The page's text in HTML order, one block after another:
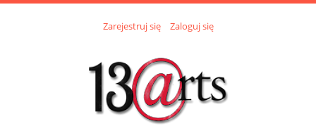
Zarejestruj się Zaloguj się